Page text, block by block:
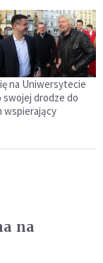
na Uniwersytecie
swojej drodze do
wspierający
na